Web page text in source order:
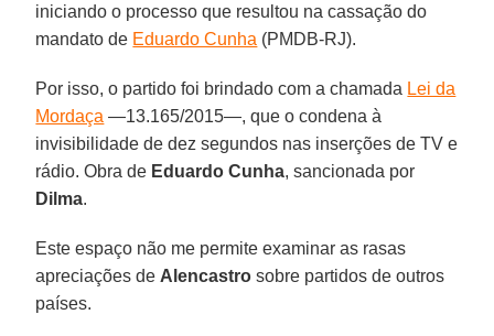
iniciando o processo que resultou na cassação do
mandato de Eduardo Cunha (PMDB-RJ).
Por isso, o partido foi brindado com a chamada Lei da
Mordaça —13.165/2015—, que o condena à
invisibilidade de dez segundos nas inserções de TV e
rádio. Obra de Eduardo Cunha, sancionada por
Dilma.
Este espaço não me permite examinar as rasas
apreciações de Alencastro sobre partidos de outros
países.